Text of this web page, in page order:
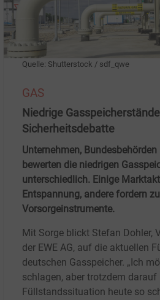
Quelle: Shutterstock / sdf_qwe
GAS
Niedrige
Sicherheitsdebatte
Unternehmen,
bewerten die niedrigen
unterschiedlich. Einige
Entspannung, andere fordern
Vorsorgeinstrumente.
Mit Sorge blickt Stefan Dohler,
der EWE AG, auf die aktuellen
deutschen Gasspeicher. „Ich
schlagen, aber trotzdem
Füllstandssituation heute so